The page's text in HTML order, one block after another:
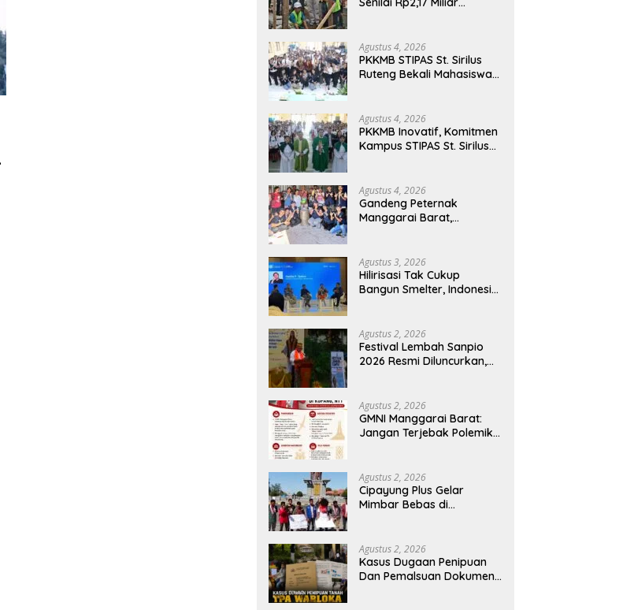
Pendidikan di Manggarai
Timur
Agustus 4, 2026
PKKMB STIPAS St. Sirilus
Ruteng Bekali Mahasiswa
Organisasi
Agustus 4, 2026
PKKMB Inovatif, Komitmen
Kampus STIPAS St. Sirilus
Agustus 4, 2026
Gandeng Peternak
Manggarai Barat,
Pakan Fermentasi
Agustus 3, 2026
Hilirisasi Tak Cukup
Bangun Smelter, Indonesia
Agustus 2, 2026
Festival Lembah Sanpio
2026 Resmi Diluncurkan,
untuk Dukung Generasi
Berkarakter
Agustus 2, 2026
GMNI Manggarai Barat:
Jangan Terjebak Polemik
Berdampak bagi Rakyat
Agustus 2, 2026
Cipayung Plus Gelar
Mimbar Bebas di
Penyematan Gelar “Raja
Timor” kepada Jokowi
Agustus 2, 2026
Kasus Dugaan Penipuan
Dan Pemalsuan Dokumen